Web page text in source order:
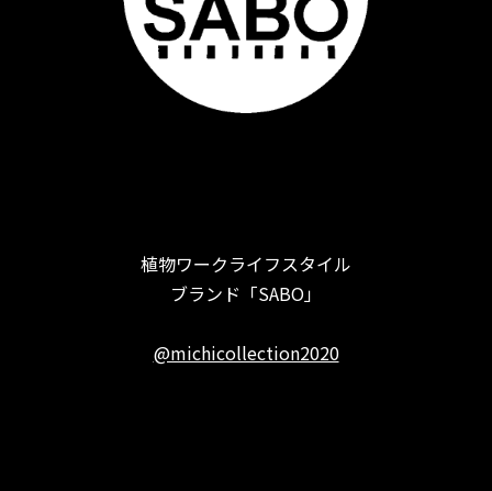
植物ワークライフスタイル
ブランド「SABO」
@michicollection2020